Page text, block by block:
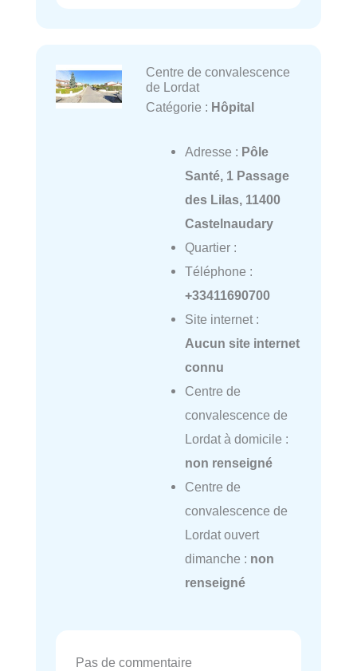
Centre de convalescence
de Lordat
Catégorie : Hôpital
Adresse : Pôle
Santé, 1 Passage
des Lilas, 11400
Castelnaudary
Quartier :
Téléphone :
+33411690700
Site internet :
Aucun site internet
connu
Centre de
convalescence de
Lordat à domicile :
non renseigné
Centre de
convalescence de
Lordat ouvert
dimanche : non
renseigné
Pas de commentaire